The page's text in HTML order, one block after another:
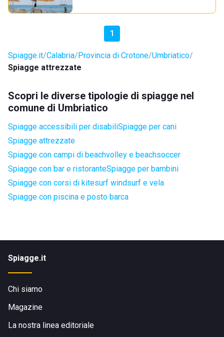
1
Spiagge.it Calabria Provincia di Crotone Umbriatico
Spiagge attrezzate
Scopri le diverse tipologie di spiagge nel
comune di Umbriatico
Spiagge accessibili per disabiliSpiagge per cani
Spiagge attrezzate
Spiagge con campi di beachvolley e beachsoccer
Spiagge con bar e ristoranteSpiagge per bambini
Spiagge con corsi di kitesurf windsurf e vela
Spiagge con piscina e posto barca
Spiagge.it
Chi siamo
Magazine
La nostra linea editoriale